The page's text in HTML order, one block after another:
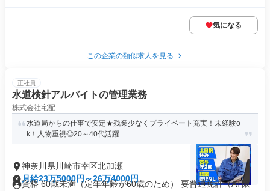
気になる
この企業の類似求人を見る
正社員
水道検針アルバイトの管理業務
株式会社宅配
水道局からの仕事で安定★残業少なくプライベート充実！未経験o
k！人物重視◎20～40代活躍...
神奈川県川崎市幸区北加瀬
月給23万5000円～26万4000円
資格 60歳未満（定年年齢が60歳のため） 要普通免許（AT限